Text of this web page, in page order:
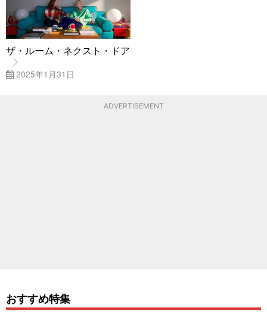
ザ・ルーム・ネクスト・ドア
2025年1月31日
ADVERTISEMENT
おすすめ特集